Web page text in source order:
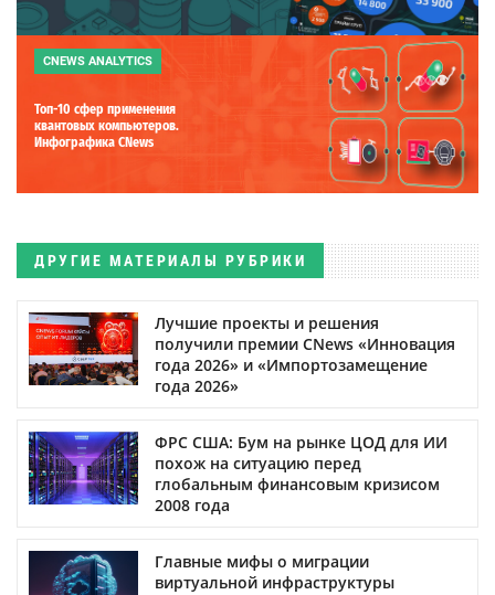
CNEWS ANALYTICS
Топ-10 сфер применения
квантовых компьютеров.
Инфографика CNews
ДРУГИЕ МАТЕРИАЛЫ РУБРИКИ
Лучшие проекты и решения
получили премии CNews «Инновация
года 2026» и «Импортозамещение
года 2026»
ФРС США: Бум на рынке ЦОД для ИИ
похож на ситуацию перед
глобальным финансовым кризисом
2008 года
Главные мифы о миграции
виртуальной инфраструктуры